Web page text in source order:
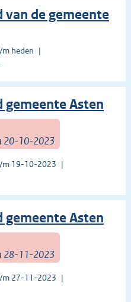
van de gemeente
heden
gemeente Asten
20-10-2023
m 19-10-2023
gemeente Asten
28-11-2023
m 27-11-2023